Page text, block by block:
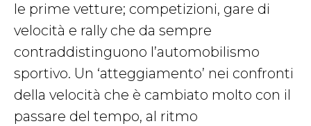
le prime vetture; competizioni, gare di
velocità e rally che da sempre
contraddistinguono l’automobilismo
sportivo. Un ‘atteggiamento’ nei confronti
della velocità che è cambiato molto con il
passare del tempo, al ritmo